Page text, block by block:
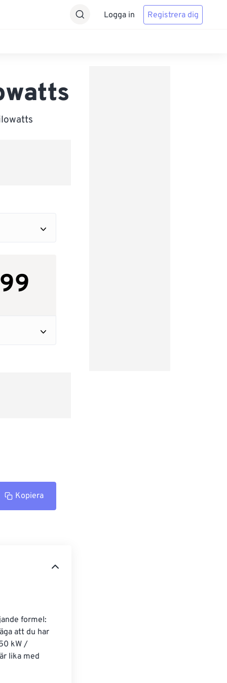
Logga in Registrera dig
Kopiera
formel:
att du har
kW /
lika med